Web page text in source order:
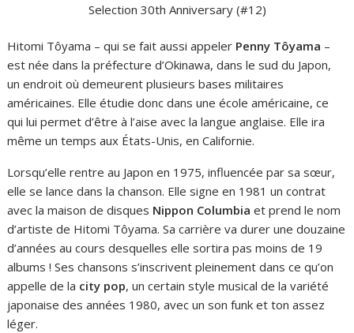
Selection 30th Anniversary (#12)
Hitomi Tôyama – qui se fait aussi appeler Penny Tôyama –
est née dans la préfecture d’Okinawa, dans le sud du Japon,
un endroit où demeurent plusieurs bases militaires
américaines. Elle étudie donc dans une école américaine, ce
qui lui permet d’être à l’aise avec la langue anglaise. Elle ira
même un temps aux États-Unis, en Californie.
Lorsqu’elle rentre au Japon en 1975, influencée par sa sœur,
elle se lance dans la chanson. Elle signe en 1981 un contrat
avec la maison de disques Nippon Columbia et prend le nom
d’artiste de Hitomi Tôyama. Sa carrière va durer une douzaine
d’années au cours desquelles elle sortira pas moins de 19
albums ! Ses chansons s’inscrivent pleinement dans ce qu’on
appelle de la city pop, un certain style musical de la variété
japonaise des années 1980, avec un son funk et ton assez
léger.